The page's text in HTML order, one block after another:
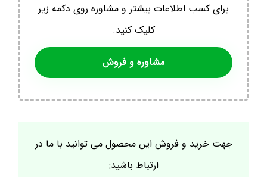
برای کسب اطلاعات بیشتر و مشاوره روی دکمه زیر
کلیک کنید.
مشاوره و فروش
جهت خرید و فروش این محصول می توانید با ما در
ارتباط باشید: